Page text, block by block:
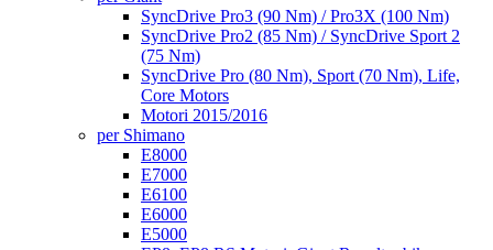
SyncDrive Pro3 (90 Nm) / Pro3X (100 Nm)
SyncDrive Pro2 (85 Nm) / SyncDrive Sport 2
(75 Nm)
SyncDrive Pro (80 Nm), Sport (70 Nm), Life,
Core Motors
Motori 2015/2016
per Shimano
E8000
E7000
E6100
E6000
E5000